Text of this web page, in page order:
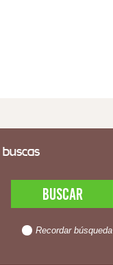
Recordar búsqueda